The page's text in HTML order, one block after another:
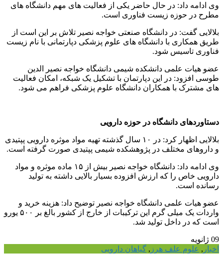
وی ادامه داد: در حال حاضر یکی از فعالیت های مهم دانشگاه های
مطرح در حوزه زیست فناوری است.
بلالایی گفت: در دانشگاه صنعتی خواجه نصیر تلاش بر این است از
طریق همکاری با دانشگاه های علوم پزشکی دپارتمانی با نام زیست
فناوری تاسیس شود.
عضو هیات علمی دانشکده شیمی دانشگاه خواجه نصیر الدین
طوسی افزود: در این دپارتمان با تشکیل یک شبکه، امکان فعالیت
های مشترک با همکاران دانشگاه علوم پزشکی فراهم می شود.
دستاوردهای دانشگاه در حوزه دارویی
بلالایی اظهار کرد: در ۱۰ سال گذشته تهیه مواد موثره دارویی پپتیدی
و داروهای مختلف در پژوهشکده شیمی پپتیدی صورت گرفته است.
وی ادامه داد: دانشگاه خواجه نصیر بیش از ۱۵ ماده موثره و مواد
دارویی خاص را که ارزش افزوده بسیار بالایی داشته به تولید
رسانده است.
عضو هیات علمی دانشگاه خواجه نصیر توضیح داد: هزینه خرید و
واردات یک میلی گرم این ترکیبات از خارج از کشور بالغ بر ۵۰۰ یورو
است که در داخل تولید شد.
09 ژانویه
اخبار , علوم علف هرز , گیاهان دارویی